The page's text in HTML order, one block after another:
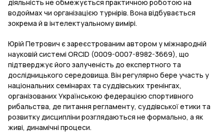
діяльність не обмежується практичною роботою на
водоймах чи організацією турнірів. Вона відбувається
зокрема й в інтелектуальному вимірі.
Юрій Петрович є зареєстрованим автором у міжнародній
науковій системі ORCID (0009-0007-8982-3669), що
підтверджує його залученість до експертного та
дослідницького середовища. Він регулярно бере участь у
національних семінарах та суддівських тренінгах,
організованих Українською федерацією спортивного
рибальства, де питання регламенту, суддівської етики та
розвитку дисципліни розглядаються не формально, а як
живі, динамічні процеси.